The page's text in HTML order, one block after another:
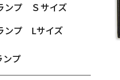
ンプ Ｓサイズ
ンプ Lサイズ
ンプ